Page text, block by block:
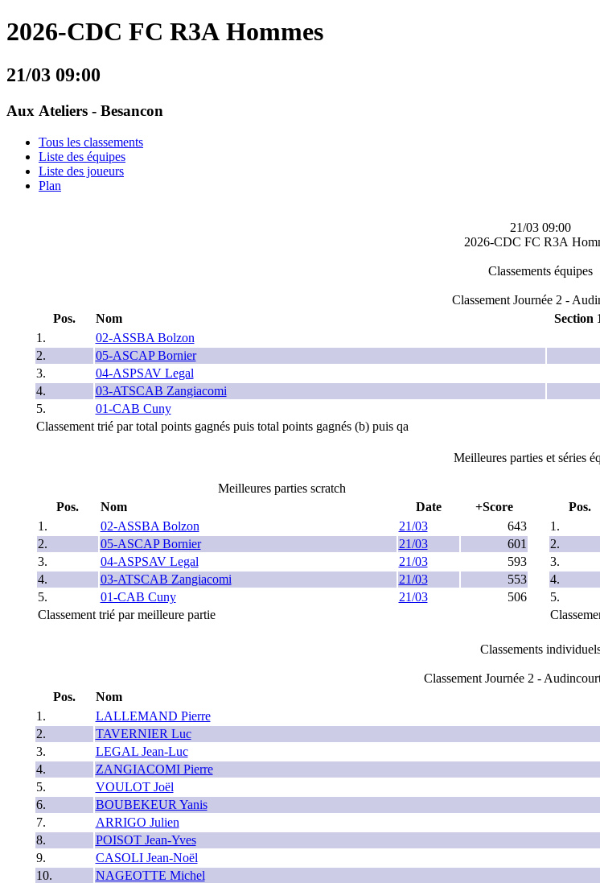
2026-CDC FC R3A Hommes
21/03 09:00
Aux Ateliers - Besancon
Tous les classements
Liste des équipes
Liste des joueurs
Plan
21/03 09:00
2026-CDC FC R3A
Classements équipes
Classement Journée 2 -
Pos.
Nom Section
1.
02-ASSBA Bolzon
2.
05-ASCAP Bornier
3.
04-ASPSAV Legal
4.
03-ATSCAB Zangiacomi
5.
01-CAB Cuny
Classement trié par total points gagnés puis total points gagnés (b) puis qa
Meilleures parties et séries
Meilleures parties scratch
Pos.
Nom Date
+Score
1.
02-ASSBA Bolzon 21/03
643
2.
05-ASCAP Bornier 21/03
601
3.
04-ASPSAV Legal 21/03
593
4.
03-ATSCAB Zangiacomi 21/03
553
5.
01-CAB Cuny 21/03
506
Classement trié par meilleure partie
Pos.
1.
2.
3.
4.
5.
Classements
Classement Journée 2 -
Pos.
Nom
1.
LALLEMAND Pierre
2.
TAVERNIER Luc
3.
LEGAL Jean-Luc
4.
ZANGIACOMI Pierre
5.
VOULOT Joël
6.
BOUBEKEUR Yanis
7.
ARRIGO Julien
8.
POISOT Jean-Yves
9.
CASOLI Jean-Noël
10.
NAGEOTTE Michel